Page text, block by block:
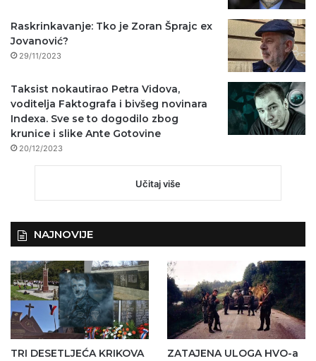
Raskrinkavanje: Tko je Zoran Šprajc ex
Jovanović?
29/11/2023
Taksist nokautirao Petra Vidova,
voditelja Faktografa i bivšeg novinara
Indexa. Sve se to dogodilo zbog
krunice i slike Ante Gotovine
20/12/2023
Učitaj više
NAJNOVIJE
TRI DESETLJEĆA KRIKOVA
ZATAJENA ULOGA HVO-a